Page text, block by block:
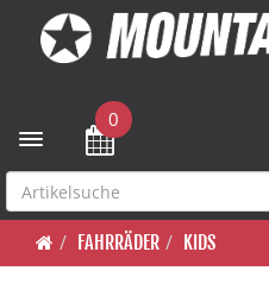
Toggle navigation
0
FAHRRÄDER KIDS